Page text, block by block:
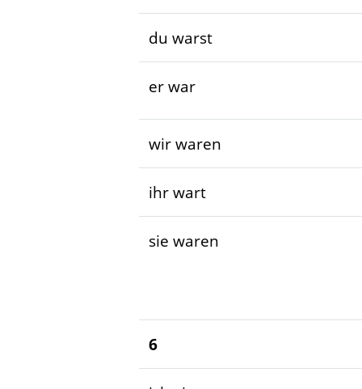
du warst
er war
wir waren
ihr wart
sie waren
6